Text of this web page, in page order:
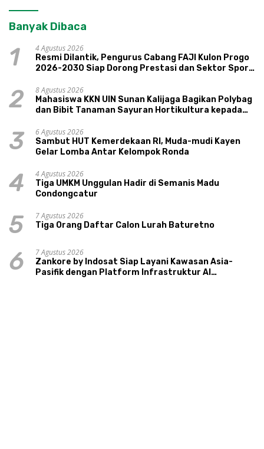
Banyak Dibaca
1
4 Agustus 2026
Resmi Dilantik, Pengurus Cabang FAJI Kulon Progo
2026-2030 Siap Dorong Prestasi dan Sektor Sport
2
8 Agustus 2026
Mahasiswa KKN UIN Sunan Kalijaga Bagikan Polybag
dan Bibit Tanaman Sayuran Hortikultura kepada
3
6 Agustus 2026
Sambut HUT Kemerdekaan RI, Muda-mudi Kayen
Gelar Lomba Antar Kelompok Ronda
4
4 Agustus 2026
Tiga UMKM Unggulan Hadir di Semanis Madu
Condongcatur
5
7 Agustus 2026
Tiga Orang Daftar Calon Lurah Baturetno
6
7 Agustus 2026
Zankore by Indosat Siap Layani Kawasan Asia-
Pasifik dengan Platform Infrastruktur AI